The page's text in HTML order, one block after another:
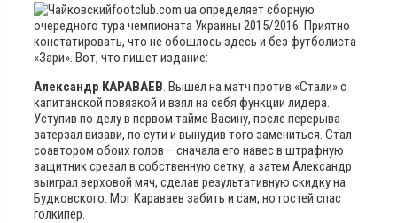
footclub.com.ua определяет сборную
очередного тура чемпионата Украины 2015/2016. Приятно
констатировать, что не обошлось здесь и без футболиста
«Зари». Вот, что пишет издание:
Александр КАРАВАЕВ. Вышел на матч против «Стали» с
капитанской повязкой и взял на себя функции лидера.
Уступив по делу в первом тайме Васину, после перерыва
затерзал визави, по сути и вынудив того замениться. Стал
соавтором обоих голов – сначала его навес в штрафную
защитник срезал в собственную сетку, а затем Александр
выиграл верховой мяч, сделав результативную скидку на
Будковского. Мог Караваев забить и сам, но гостей спас
голкипер.